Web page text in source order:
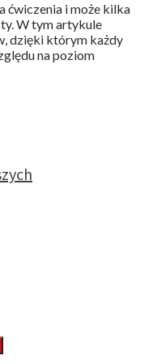
ćwiczenia i może kilka
W tym artykule
dzięki którym każdy
na poziom